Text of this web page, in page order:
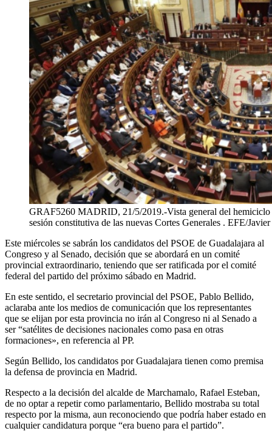
GRAF5260 MADRID, 21/5/2019.-Vista general del hemiciclo
sesión constitutiva de las nuevas Cortes Generales . EFE/
Este miércoles se sabrán los candidatos del PSOE de Guadalajara al
Congreso y al Senado, decisión que se abordará en un comité
provincial extraordinario, teniendo que ser ratificada por el comité
federal del partido del próximo sábado en Madrid.
En este sentido, el secretario provincial del PSOE, Pablo Bellido,
aclaraba ante los medios de comunicación que los representantes
que se elijan por esta provincia no irán al Congreso ni al Senado a
ser “satélites de decisiones nacionales como pasa en otras
formaciones», en referencia al PP.
Según Bellido, los candidatos por Guadalajara tienen como premisa
la defensa de provincia en Madrid.
Respecto a la decisión del alcalde de Marchamalo, Rafael Esteban,
de no optar a repetir como parlamentario, Bellido mostraba su total
respecto por la misma, aun reconociendo que podría haber estado en
cualquier candidatura porque “era bueno para el partido”.